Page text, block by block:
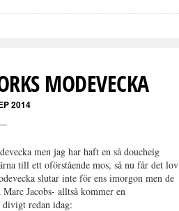
MODEVECKA
2014
men jag har haft en så doucheig
till ett oförstående mos, så nu får det lov
slutar inte för ens imorgon men de
Jacobs- alltså kommer en
divigt redan idag: